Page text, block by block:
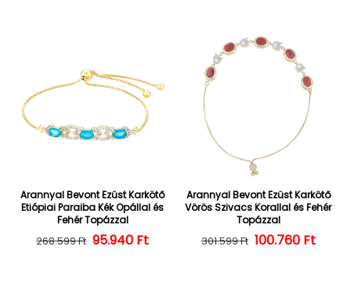
Arannyal Bevont Ezüst Karkötő
Etiópiai Paraiba Kék Opállal és
Fehér Topázzal
Normál ár
268.599 Ft Kedvezményes ár
95.940 Ft
Arannyal Bevont Ezüst Karkötő
Vörös Szivacs Korallal és Fehér
Topázzal
Normál ár
301.599 Ft 100.760 Ft